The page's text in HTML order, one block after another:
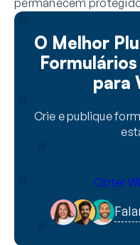
permanecem
O Melhor
para
Crie e publique
Obter